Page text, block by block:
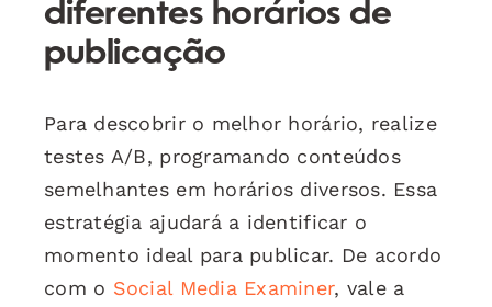
diferentes horários de
publicação
Para descobrir o melhor horário, realize
testes A/B, programando conteúdos
semelhantes em horários diversos. Essa
estratégia ajudará a identificar o
momento ideal para publicar. De acordo
com o Social Media Examiner, vale a